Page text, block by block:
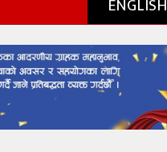
ENGLISH